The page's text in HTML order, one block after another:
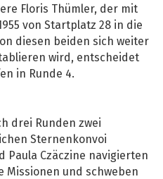
Floris Thümler, der mit
von Startplatz 28 in die
diesen beiden sich weiter
wird, entscheidet
in Runde 4.
drei Runden zwei
Sternenkonvoi
Paula Czäczine navigierten
Missionen und schweben